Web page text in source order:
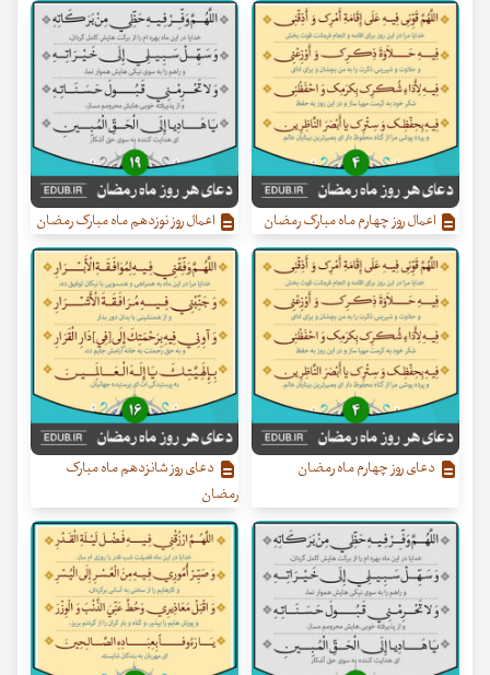
اعمال روز چهارم ماه مبارک رمضان اعمال روز نوزدهم ماه مبارک رمضان
دعای روز چهارم ماه رمضان
دعاى روز شانزدهم ماه مبارک
رمضان